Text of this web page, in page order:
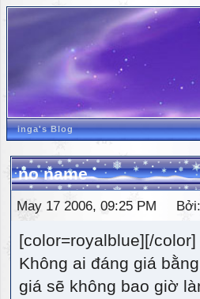
inga's Blog
no name
May 17 2006, 09:25 PM Bởi:
[color=royalblue][/color]
Không ai đáng giá
giá sẽ không bao giờ